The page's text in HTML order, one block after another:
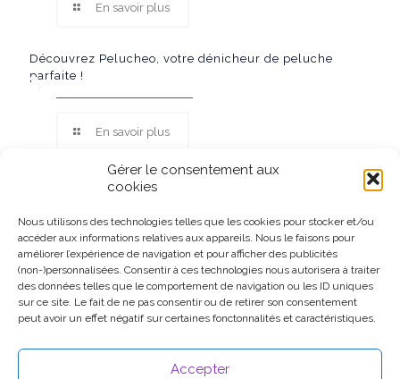
Gérer le consentement aux
cookies
Nous utilisons des technologies telles que les cookies pour stocker et/ou
accéder aux informations relatives aux appareils. Nous le faisons pour
améliorer l’expérience de navigation et pour afficher des publicités
(non-)personnalisées. Consentir à ces technologies nous autorisera à traiter
des données telles que le comportement de navigation ou les ID uniques
sur ce site. Le fait de ne pas consentir ou de retirer son consentement
peut avoir un effet négatif sur certaines fonctonnalités et caractéristiques.
Accepter
En savoir plus
Découvrez Pelucheo, votre dénicheur de peluche
parfaite !
En savoir plus
Ce site participe au Programme Partenaires d’Amazon EU, un
programme d’affiliation conçu pour permettre à des sites de
percevoir une rémunération grâce à la création de liens vers
Amazon.fr.